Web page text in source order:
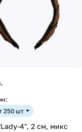
250 шт
4", 2 см, микс